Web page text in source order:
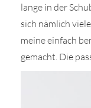
lange in der
sich nämlich
meine einfach
gemacht. Die